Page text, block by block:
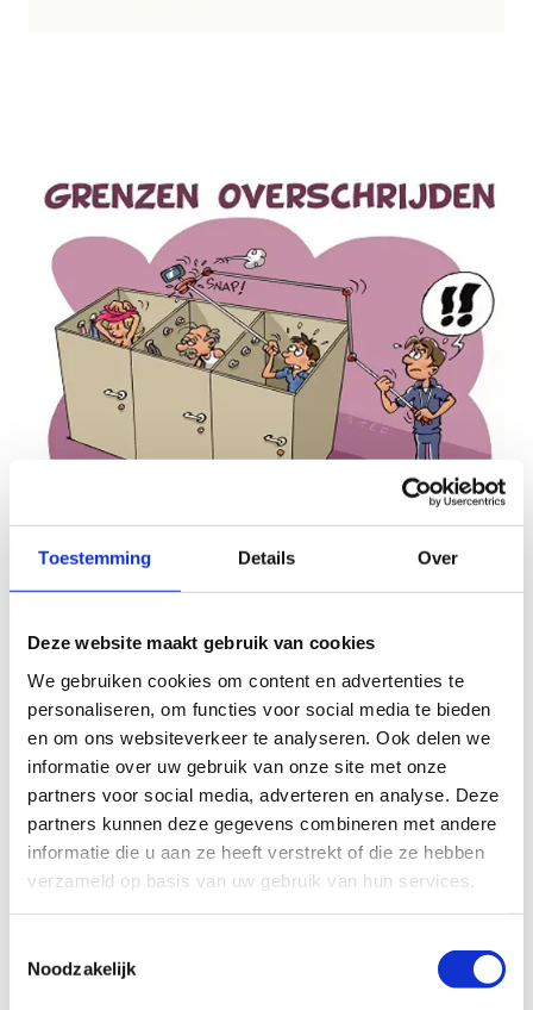
Toestemming Details Over
Deze website maakt gebruik van cookies
We gebruiken cookies om content en advertenties te
personaliseren, om functies voor social media te bieden
en om ons websiteverkeer te analyseren. Ook delen we
informatie over uw gebruik van onze site met onze
partners voor social media, adverteren en analyse. Deze
partners kunnen deze gegevens combineren met andere
informatie die u aan ze heeft verstrekt of die ze hebben
verzameld op basis van uw gebruik van hun services.
Noodzakelijk
grenzen
Sporten gebeurt in groepsverband. Een goede
omgang met elkaar is niet evident en soms worden
grenzen overschreden. Verschillende karakters en
individuen sporten samen, en dat kan leiden tot
ruzies, pesten, plagen of discussies. Als trainer is het
niet gemakkelijk om een gepaste reactie te geven of
er preventief werk van te maken.
Trainers die kiezen voor een goede sociale omgang,
de juiste teamspirit en respect voor elkaars grenzen,